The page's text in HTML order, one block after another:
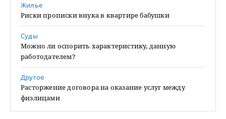
Жилье
Риски прописки внука в квартире бабушки
Суды
Можно ли оспорить характеристику, данную
работодателем?
Другое
Расторжение договора на оказание услуг между
физлицами